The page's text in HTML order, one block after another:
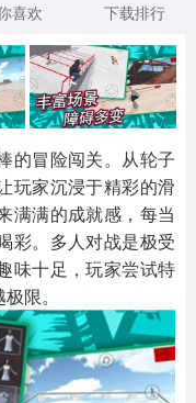
515款应用
MOD游戏
1056款应用
喜欢 下载排行
的冒险闯关。从轮子
玩家沉浸于精彩的滑
满满的成就感，每当
彩。多人对战是极受
味十足，玩家尝试特
限。